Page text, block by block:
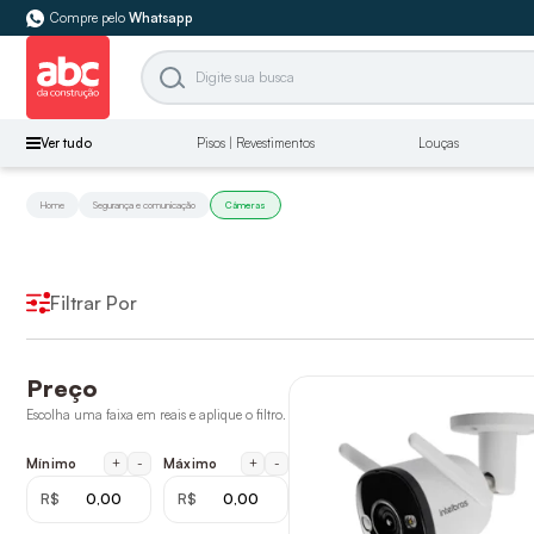
Compre pelo Whatsapp
Ver tudo Pisos | Revestimentos Louças
Home Segurança e comunicação Câmeras
Filtrar Por
Preço
Escolha uma faixa em reais e aplique o filtro.
Mínimo + -
R$
Máximo + -
R$